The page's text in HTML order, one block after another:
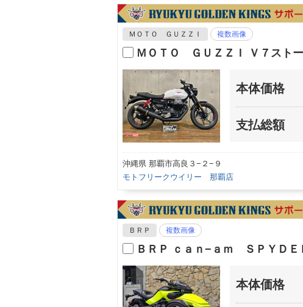
ＭＯＴＯ ＧＵＺＺＩ 複数画像
ＭＯＴＯ ＧＵＺＺＩ Ｖ７スト
本体価格
支払総額
沖縄県 那覇市高良３−２−９
モトフリークウイリー 那覇店
ＢＲＰ 複数画像
ＢＲＰ ｃａｎ−ａｍ ＳＰＹＤ
本体価格